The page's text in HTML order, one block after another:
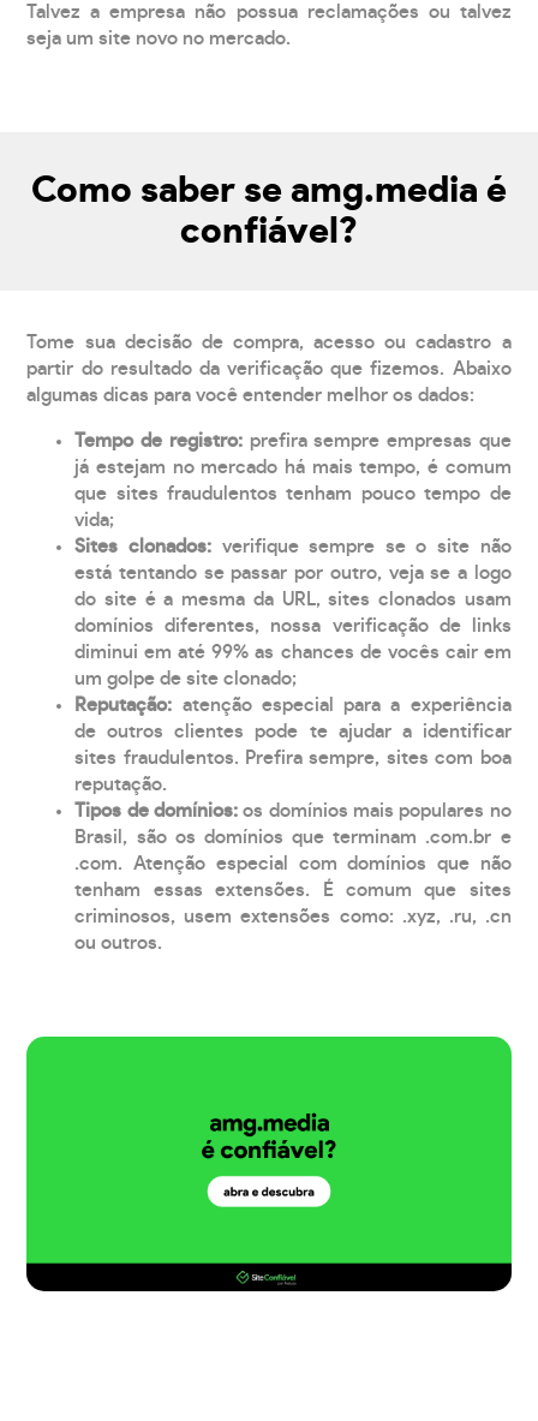
Talvez a empresa não possua reclamações ou talvez
seja um site novo no mercado.
Como saber se amg.media é
confiável?
Tome sua decisão de compra, acesso ou cadastro a
partir do resultado da verificação que fizemos. Abaixo
algumas dicas para você entender melhor os dados:
Tempo de registro: prefira sempre empresas que
já estejam no mercado há mais tempo, é comum
que sites fraudulentos tenham pouco tempo de
vida;
Sites clonados: verifique sempre se o site não
está tentando se passar por outro, veja se a logo
do site é a mesma da URL, sites clonados usam
domínios diferentes, nossa verificação de links
diminui em até 99% as chances de vocês cair em
um golpe de site clonado;
Reputação: atenção especial para a experiência
de outros clientes pode te ajudar a identificar
sites fraudulentos. Prefira sempre, sites com boa
reputação.
Tipos de domínios:os domínios mais populares no
Brasil, são os domínios que terminam .com.br e
.com. Atenção especial com domínios que não
tenham essas extensões. É comum que sites
criminosos, usem extensões como: .xyz, .ru, .cn
ou outros.